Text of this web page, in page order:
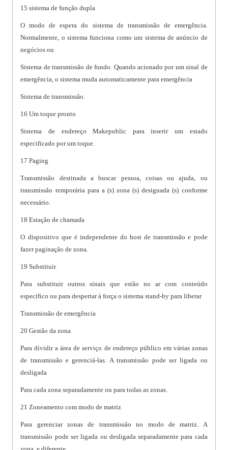
15 sistema de função dupla
O modo de espera do sistema de transmissão de emergência.
Normalmente, o sistema funciona como um sistema de anúncio de
negócios ou
Sistema de transmissão de fundo. Quando acionado por um sinal de
emergência, o sistema muda automaticamente para emergência
Sistema de transmissão.
16 Um toque pronto
Sistema de endereço Makepublic para inserir um estado
especificado por um toque.
17 Paging
Transmissão destinada a buscar pessoa, coisas ou ajuda, ou
transmissão temporária para a (s) zona (s) designada (s) conforme
necessário.
18 Estação de chamada
O dispositivo que é independente do host de transmissão e pode
fazer paginação de zona.
19 Substituir
Para substituir outros sinais que estão no ar com conteúdo
específico ou para despertar à força o sistema stand-by para liberar
Transmissão de emergência
20 Gestão da zona
Para dividir a área de serviço de endereço público em várias zonas
de transmissão e gerenciá-las. A transmissão pode ser ligada ou
desligada
Para cada zona separadamente ou para todas as zonas.
21 Zoneamento com modo de matriz
Para gerenciar zonas de transmissão no modo de matriz. A
transmissão pode ser ligada ou desligada separadamente para cada